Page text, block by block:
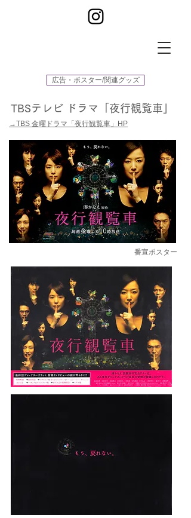
広告・ポスター/関連グッズ
TBSテレビ ドラマ「夜行観覧車」
​→TBS 金曜ドラマ「夜行観覧車」HP
​番宣ポスター